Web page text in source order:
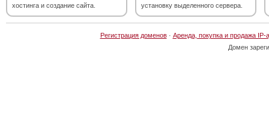
хостинга и создание сайта.
установку выделенного сервера.
Регистрация доменов· Аренда, покупка и продажа IP-
Домен